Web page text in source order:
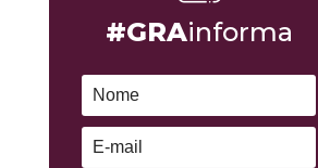
#GRAinforma